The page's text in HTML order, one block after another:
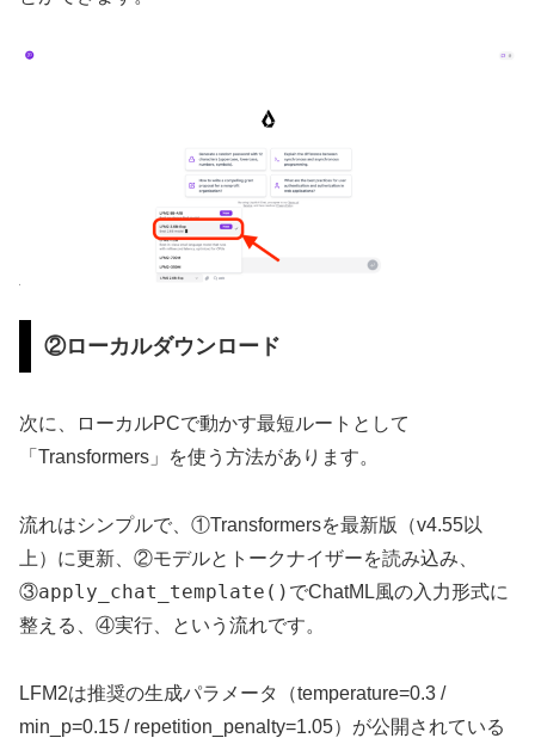
②ローカルダウンロード
次に、ローカルPCで動かす最短ルートとして
「Transformers」を使う方法があります。
流れはシンプルで、①Transformersを最新版（v4.55以
上）に更新、②モデルとトークナイザーを読み込み、
③apply_chat_template() でChatML風の入力形式に
整える、④実行、という流れです。
LFM2は推奨の生成パラメータ（temperature=0.3 /
min_p=0.15 / repetition_penalty=1.05）が公開されている